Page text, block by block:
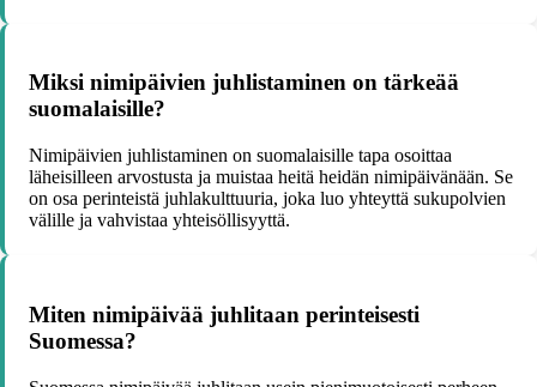
Miksi nimipäivien juhlistaminen on tärkeää
suomalaisille?
Nimipäivien juhlistaminen on suomalaisille tapa osoittaa
läheisilleen arvostusta ja muistaa heitä heidän nimipäivänään. Se
on osa perinteistä juhlakulttuuria, joka luo yhteyttä sukupolvien
välille ja vahvistaa yhteisöllisyyttä.
Miten nimipäivää juhlitaan perinteisesti
Suomessa?